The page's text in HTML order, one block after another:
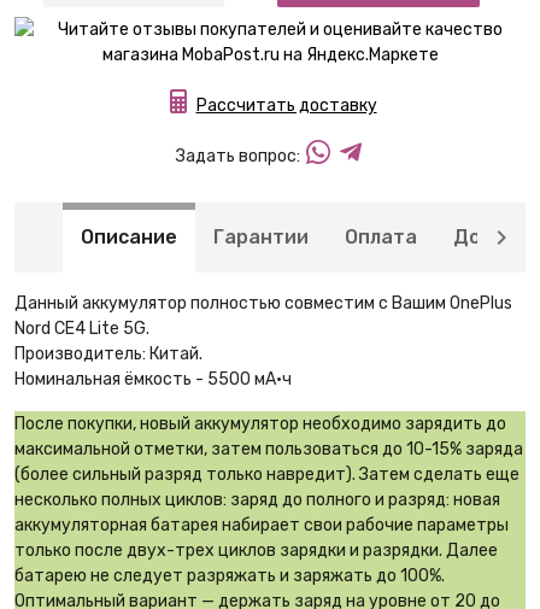
Рассчитать доставку
Задать вопрос:
Описание Гарантии Оплата
Данный аккумулятор полностью совместим с Вашим OnePlus
Nord CE4 Lite 5G.
Производитель: Китай.
Номинальная ёмкость - 5500 мА·ч
После покупки, новый аккумулятор необходимо зарядить до
максимальной отметки, затем пользоваться до 10-15% заряда
(более сильный разряд только навредит). Затем сделать еще
несколько полных циклов: заряд до полного и разряд: новая
аккумуляторная батарея набирает свои рабочие параметры
только после двух-трех циклов зарядки и разрядки. Далее
батарею не следует разряжать и заряжать до 100%.
Оптимальный вариант — держать заряд на уровне от 20 до